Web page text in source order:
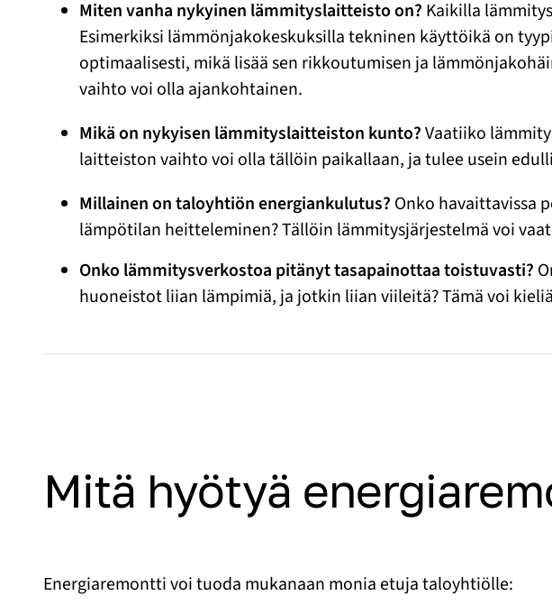
Miten vanha nykyinen lämmityslaitteisto on? Kaikilla
Esimerkiksi lämmönjakokeskuksilla tekninen käyttöikä on
optimaalisesti, mikä lisää sen rikkoutumisen ja
vaihto voi olla ajankohtainen.
Mikä on nykyisen lämmityslaitteiston kunto?Vaatiiko
laitteiston vaihto voi olla tällöin paikallaan, ja tulee usein
Millainen on taloyhtiön energiankulutus? Onko havaittavissa
lämpötilan heitteleminen? Tällöin lämmitysjärjestelmä voi
Onko lämmitysverkostoa pitänyt tasapainottaa toistuvasti?
huoneistot liian lämpimiä, ja jotkin liian viileitä? Tämä voi
Mitä hyötyä
Energiaremontti voi tuoda mukanaan monia etuja taloyhtiölle: